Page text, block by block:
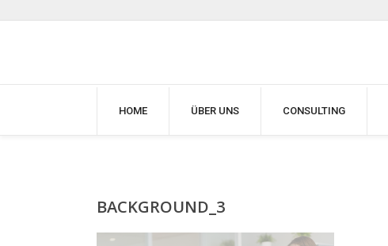
HOME ÜBER UNS CONSULTING
BACKGROUND_3